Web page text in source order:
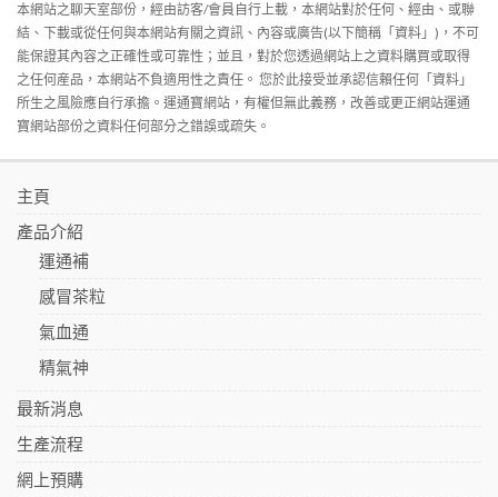
本網站之聊天室部份，經由訪客/會員自行上載，本網站對於任何、經由、或聯
結、下載或從任何與本網站有關之資訊、內容或廣告(以下簡稱「資料」)，不可
能保證其內容之正確性或可靠性；並且，對於您透過網站上之資料購買或取得
之任何産品，本網站不負適用性之責任。 您於此接受並承認信賴任何「資料」
所生之風險應自行承擔。運通寶網站，有權但無此義務，改善或更正網站運通
寶網站部份之資料任何部分之錯誤或疏失。
主頁
產品介紹
運通補
感冒茶粒
氣血通
精氣神
最新消息
生產流程
網上預購